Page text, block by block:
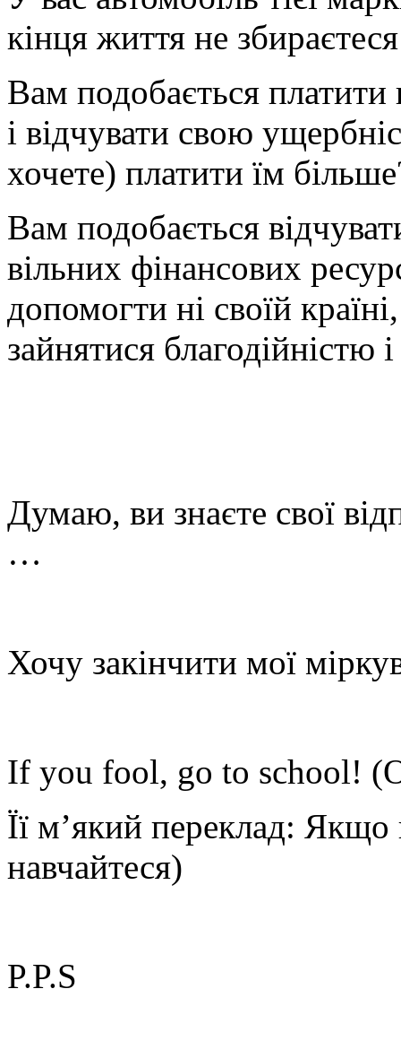
кінця життя не
Вам подобається
і відчувати свою
хочете) платити їм
Вам подобається
вільних фінансових
допомогти ні своїй
зайнятися
Думаю, ви знаєте свої
…
Хочу закінчити мої
If you fool, go to school!
Її м’який переклад: Якщо
навчайтеся)
P.P.S